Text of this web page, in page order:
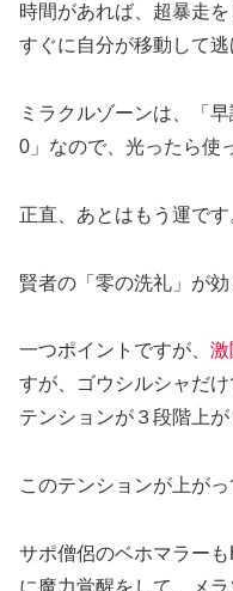
時間があれば、超暴走
すぐに自分が移動して逃
ミラクルゾーンは、「
0」なので、光ったら使
正直、あとはもう運です
賢者の「零の洗礼」が
一つポイントですが、 激
すが、ゴウシルシャだ
テンションが３段階上が
このテンションが上が
サポ僧侶のベホマラー
に魔力覚醒をして、メ